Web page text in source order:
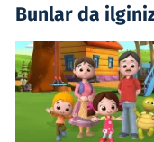
Bunlar da